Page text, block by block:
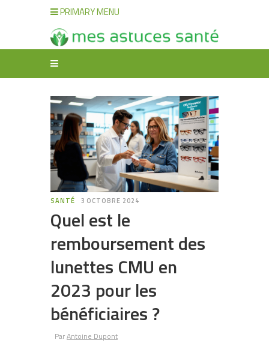
PRIMARY MENU
SANTÉ 3 OCTOBRE 2024
Quel est le
remboursement des
lunettes CMU en
2023 pour les
bénéficiaires ?
ParAntoine Dupont